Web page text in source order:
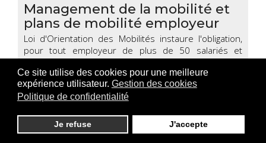
Ce site utilise des cookies pour une meilleure
expérience utilisateur. Gestion des cookies
Politique de confidentialité
Je refuse J'accepte
Management de la mobilité et
plans de mobilité employeur
Loi d'Orientation des Mobilités instaure l'obligation,
pour tout employeur de plus de 50 salariés et
disposant de représentants du personnel, d'intégrer
le sujet de la mobilité durable et décarbonée lors des
Négociations Annuelles Obligatoires et, en cas
d'absence d'accord, d'élaborer un Plan de Mobilité
durable est une réelle action de RSE, couvrant de
nombreux champs : bien-être au travail, réduction de